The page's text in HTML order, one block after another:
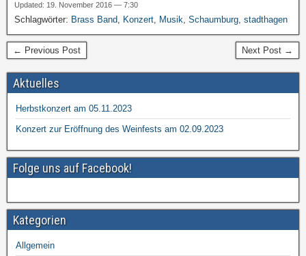
c
e
b
o
o
k
tt
er
e
n
Updated: 19. November 2016 — 7:30
Schlagwörter: Brass Band, Konzert, Musik, Schaumburg, stadthagen
← Previous Post Next Post →
Aktuelles
Herbstkonzert am 05.11.2023
Konzert zur Eröffnung des Weinfests am 02.09.2023
Folge uns auf Facebook!
Kategorien
Allgemein